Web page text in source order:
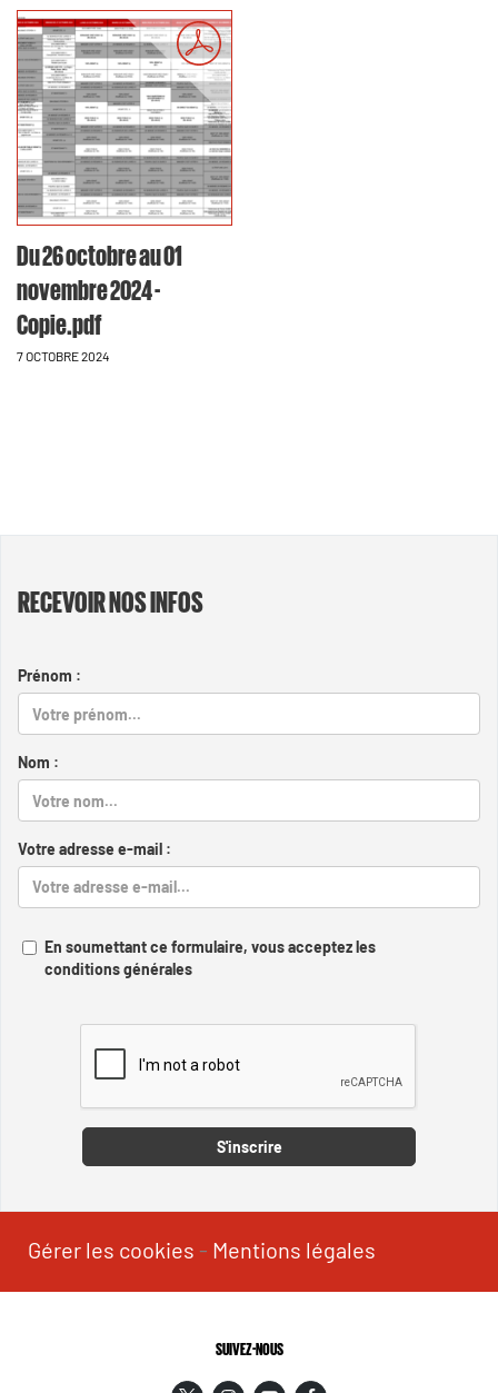
Du 26 octobre au 01
novembre 2024 -
Copie.pdf
7 OCTOBRE 2024
RECEVOIR NOS INFOS
Prénom :
Nom :
Votre adresse e-mail :
En soumettant ce formulaire, vous acceptez les
conditions générales
S'inscrire
Gérer les cookies - Mentions légales
SUIVEZ-NOUS